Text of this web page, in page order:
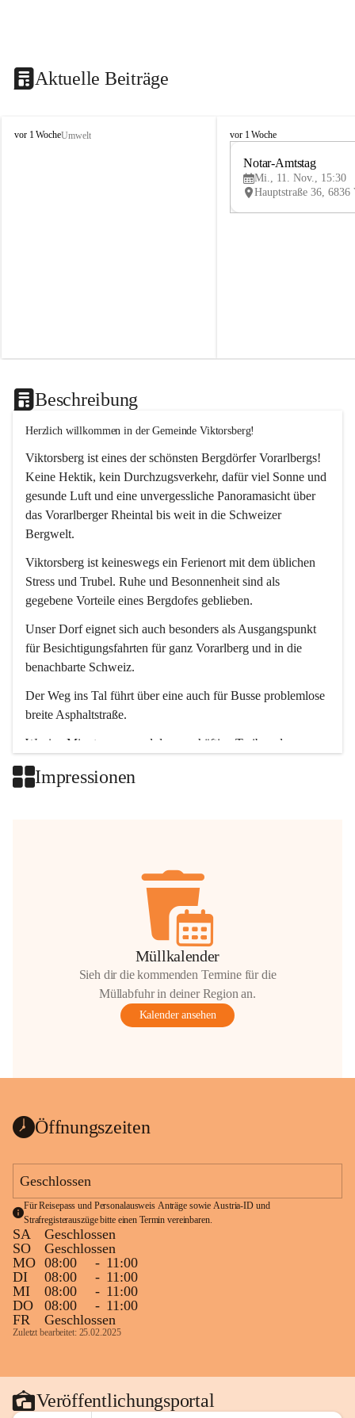
Aktuelle Beiträge
V
vor 1 WocheUmwelt
V
vor 1 Woche
Notar-Amtstag
Mi., 11. Nov., 15:30
Beschreibung
Herzlich willkommen in der Gemeinde Viktorsberg!
Viktorsberg ist eines der schönsten Bergdörfer Vorarlbergs!
Keine Hektik, kein Durchzugsverkehr, dafür viel Sonne und
gesunde Luft und eine unvergessliche Panoramasicht über
das Vorarlberger Rheintal bis weit in die Schweizer
Bergwelt.
Viktorsberg ist keineswegs ein Ferienort mit dem üblichen
Stress und Trubel. Ruhe und Besonnenheit sind als
gegebene Vorteile eines Bergdofes geblieben.
Unser Dorf eignet sich auch besonders als Ausgangspunkt
für Besichtigungsfahrten für ganz Vorarlberg und in die
benachbarte Schweiz.
Der Weg ins Tal führt über eine auch für Busse problemlose
breite Asphaltstraße.
Wenige Minuten nur, und das geschäftige Treiben der
Impressionen
Müllkalender
Sieh dir die kommenden Termine für die
Müllabfuhr in deiner Region an.
Kalender ansehen
Öffnungszeiten
Geschlossen
Für Reisepass und Personalausweis Anträge sowie Austria-ID und
Strafregisterauszüge bitte einen Termin vereinbaren.
SA
Geschlossen
SO
Geschlossen
MO 08:00 - 11:00
DI
08:00 - 11:00
MI
08:00 - 11:00
DO
08:00 - 11:00
FR
Geschlossen
Zuletzt bearbeitet: 25.02.2025
Veröffentlichungsportal